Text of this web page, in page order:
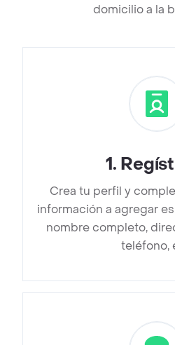
domicilio a la
1.
Crea tu perfil y
información a agregar
nombre completo,
teléfono,